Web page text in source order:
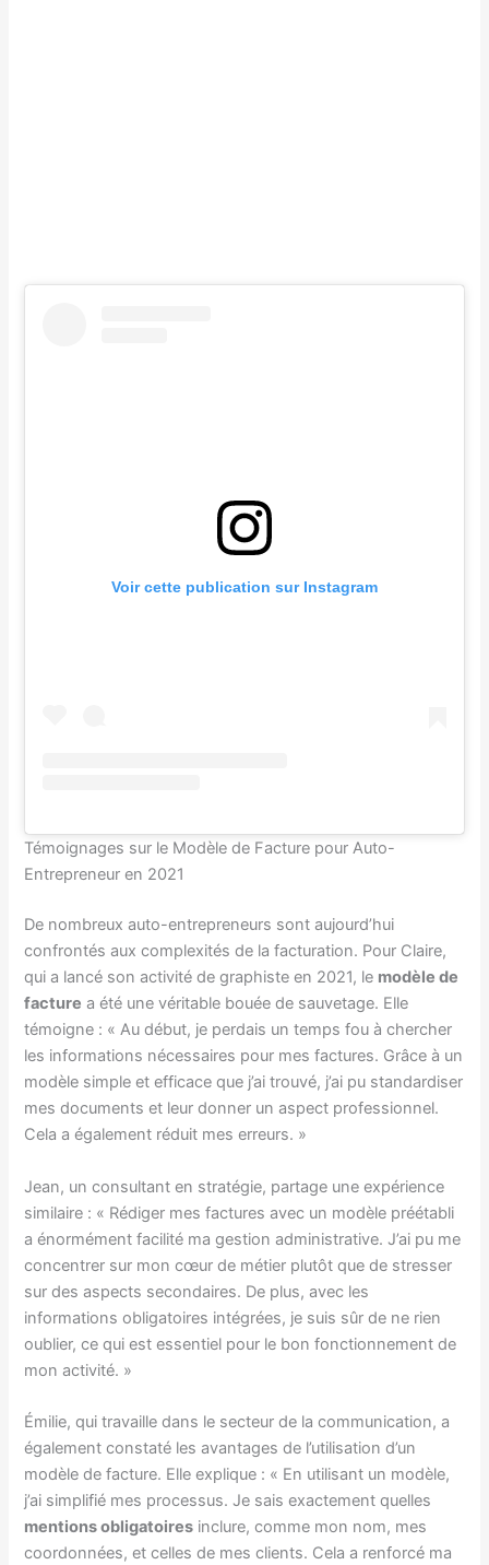
Voir cette publication sur Instagram
Témoignages sur le Modèle de Facture pour Auto-
Entrepreneur en 2021
De nombreux auto-entrepreneurs sont aujourd’hui
confrontés aux complexités de la facturation. Pour Claire,
qui a lancé son activité de graphiste en 2021, le modèle de
facture a été une véritable bouée de sauvetage. Elle
témoigne : « Au début, je perdais un temps fou à chercher
les informations nécessaires pour mes factures. Grâce à un
modèle simple et efficace que j’ai trouvé, j’ai pu standardiser
mes documents et leur donner un aspect professionnel.
Cela a également réduit mes erreurs. »
Jean, un consultant en stratégie, partage une expérience
similaire : « Rédiger mes factures avec un modèle préétabli
a énormément facilité ma gestion administrative. J’ai pu me
concentrer sur mon cœur de métier plutôt que de stresser
sur des aspects secondaires. De plus, avec les
informations obligatoires intégrées, je suis sûr de ne rien
oublier, ce qui est essentiel pour le bon fonctionnement de
mon activité. »
Émilie, qui travaille dans le secteur de la communication, a
également constaté les avantages de l’utilisation d’un
modèle de facture. Elle explique : « En utilisant un modèle,
j’ai simplifié mes processus. Je sais exactement quelles
mentions obligatoires inclure, comme mon nom, mes
coordonnées, et celles de mes clients. Cela a renforcé ma